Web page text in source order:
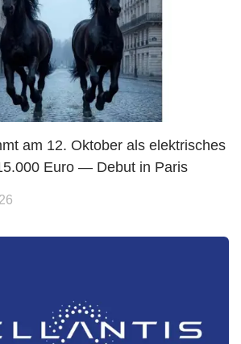
am 12. Oktober als elektrisches
Euro — Debut in Paris